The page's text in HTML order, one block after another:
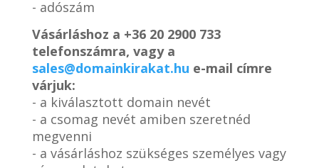
- adószám
Vásárláshoz a +36 20 2900 733
telefonszámra, vagy a
sales@domainkirakat.hu e-mail címre
várjuk:
- a kiválasztott domain nevét
- a csomag nevét amiben szeretnéd
megvenni
- a vásárláshoz szükséges személyes vagy